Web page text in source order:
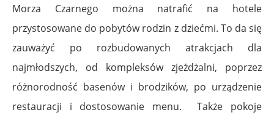
Morza Czarnego można natrafić na hotele
przystosowane do pobytów rodzin z dziećmi. To da się
zauważyć po rozbudowanych atrakcjach dla
najmłodszych, od kompleksów zjeżdżalni, poprzez
różnorodność basenów i brodzików, po urządzenie
restauracji i dostosowanie menu. Także pokoje